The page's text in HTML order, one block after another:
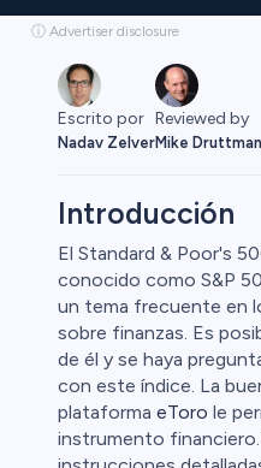
ⓘ Advertiser disclosure
Escrito por
Nadav Zelver
Reviewed by
Mike Druttman
Introducción
El Standard & Poor's
conocido como S&P
un tema frecuente en
sobre finanzas. Es
de él y se haya
con este índice. La
plataforma eToro le
instrumento financiero.